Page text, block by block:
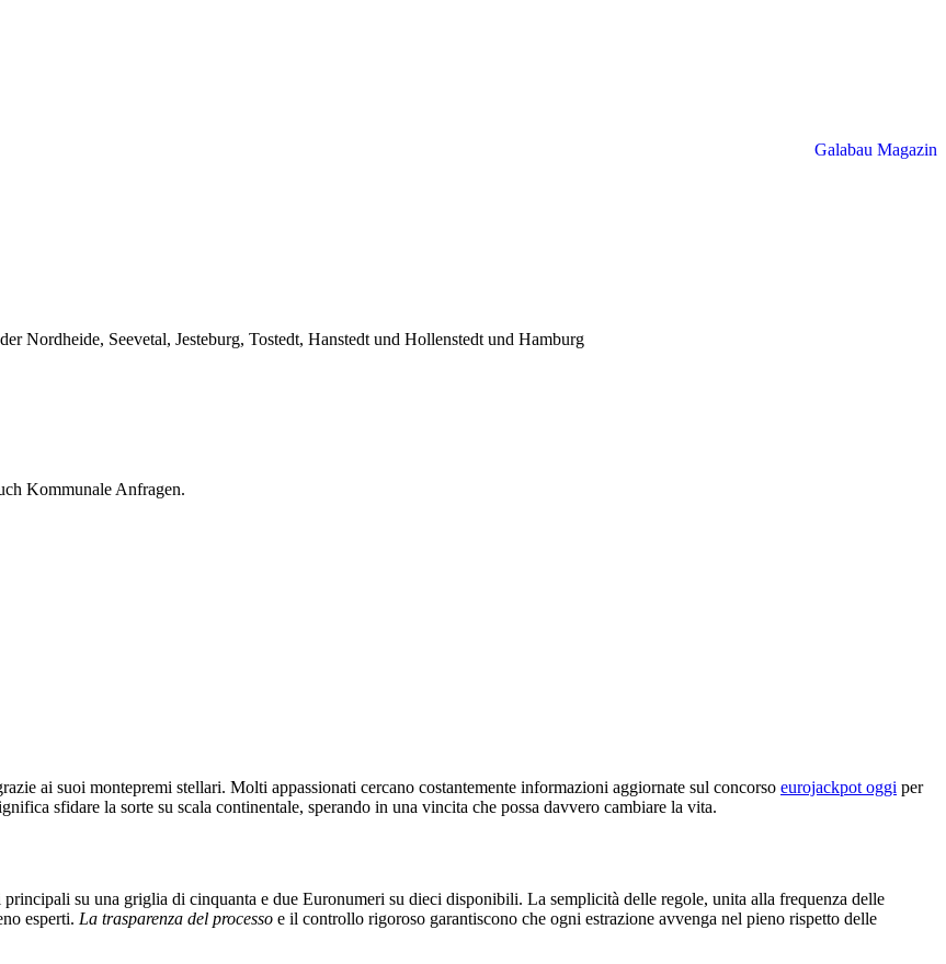
Galabau Magazin
Nordheide, Seevetal, Jesteburg, Tostedt, Hanstedt und Hollenstedt und Hamburg
Kommunale Anfragen.
ai suoi montepremi stellari. Molti appassionati cercano costantemente informazioni aggiornate sul concorso eurojackpot oggi per
sfidare la sorte su scala continentale, sperando in una vincita che possa davvero cambiare la vita.
su una griglia di cinquanta e due Euronumeri su dieci disponibili. La semplicità delle regole, unita alla frequenza delle
esperti. La trasparenza del processo e il controllo rigoroso garantiscono che ogni estrazione avvenga nel pieno rispetto delle